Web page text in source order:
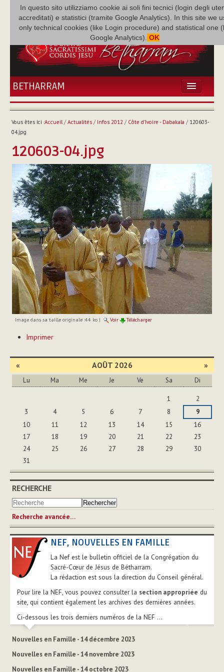
In questo sito utilizziamo cookie ai soli fini tecnici (login degli
accreditati) e statistici (tramite Google Analytics). In this site we
only technical cookies (like Login procedure) and statistical one
Google Analytics). OK
BETHARRAM
ACCUEIL
BÉTHARRAM
MISSION
NEF
MULTIMÉDIA
P. AUGUSTE ETCHÉCOPAR
Vous êtes ici :Accueil/ Actualités/ Infos 2012 / Côte d'Ivoire - Dabakala / 120603-
04.jpg
120603-04.jpg
Image dans sa taille originale :44 ko| Voir Télécharger
sur
document
Imprimer
« AOÛT 2026 »
Lu Ma Me Je Ve Sa Di
1
2
3
4 5 6 7 8
9
10
11 12 13 14 15
16
17
18 19 20 21 22
23
24
25 26 27 28 29
30
31
RECHERCHE
Recherche avancée…
NEF, NOUVELLES EN FAMILLE
La Nef est le bulletin officiel de la Congrégation du
Sacré-Cœur de Jésus de Bétharram.
La rédaction est sous la direction du Conseil général.
Pour lire la NEF, vous pouvez consulter la section appropriée du
site, qui contient également les archives des dernières années.
Ci-dessous les trois derniers numéros de la NEF ...
Nouvelles en Famille - 14 décembre 2023
Nouvelles en Famille - 14 novembre 2023
Nouvelles en Famille - 14 octobre 2023